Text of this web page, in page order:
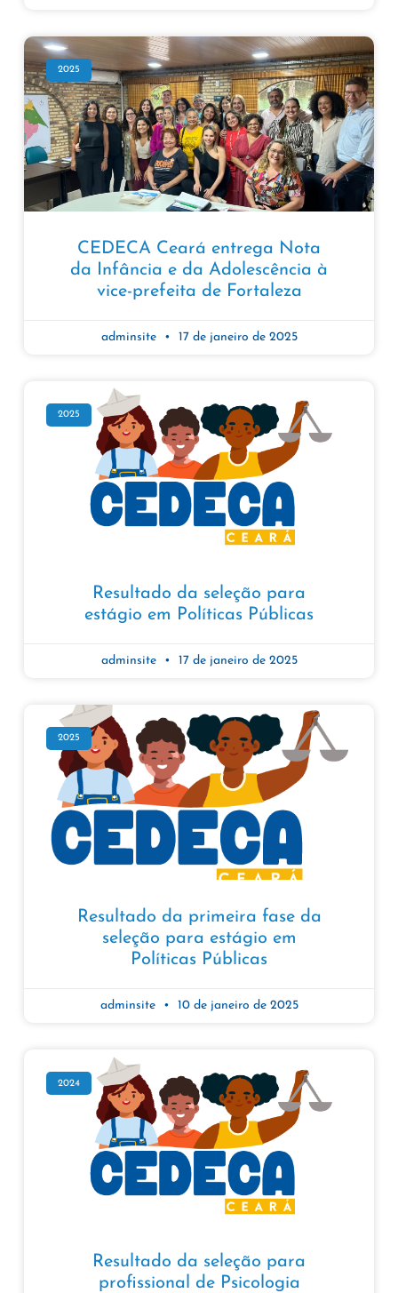
2025
CEDECA Ceará entrega Nota
da Infância e da Adolescência à
vice-prefeita de Fortaleza
adminsite 17 de janeiro de 2025
2025
Resultado da seleção para
estágio em Políticas Públicas
adminsite 17 de janeiro de 2025
2025
Resultado da primeira fase da
seleção para estágio em
Políticas Públicas
adminsite 10 de janeiro de 2025
2024
Resultado da seleção para
profissional de Psicologia